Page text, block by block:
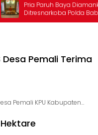
Paruh Baya Diamankan
Polda Babel
Desa Pemali Terima
Pemali KPU Kabupaten…